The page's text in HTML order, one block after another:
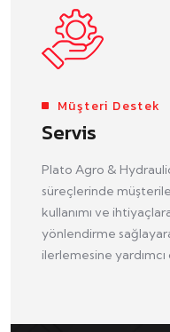
Müşteri Destek
Servis
Plato Agro &
süreçlerinde
kullanımı ve
yönlendirme
ilerlemesine yardımcı